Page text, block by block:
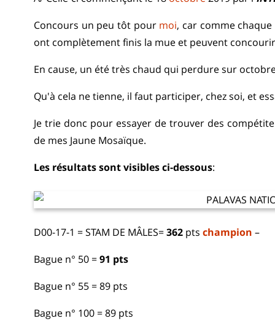
Concours un peu tôt pour moi, car comme
ont complètement finis la mue et peuvent
En cause, un été très chaud qui perdure sur
Qu'à cela ne tienne, il faut participer, chez soi, et
Je trie donc pour essayer de trouver des
de mes Jaune Mosaïque.
Les résultats sont visibles ci-dessous:
D00-17-1 = STAM DE MÂLES=362 pts champion –
Bague n° 50 =91 pts
Bague n° 55 = 89 pts
Bague n° 100 = 89 pts